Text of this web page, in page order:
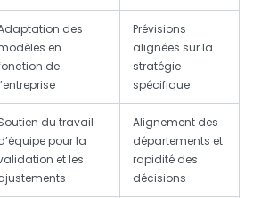
des
en
de
Prévisions
alignées sur la
stratégie
spécifique
du travail
pour la
et les
Alignement des
départements et
rapidité des
décisions